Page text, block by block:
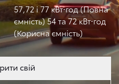
свій
57,72 і 77 кВт⋅год (Повна
ємність) 54 та 72 кВт⋅год
(Корисна ємність)